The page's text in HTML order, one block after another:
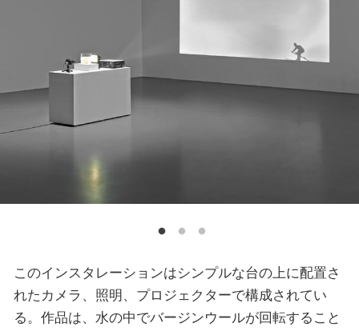
このインスタレーションはシンプルな台の上に配置さ
れたカメラ、照明、プロジェクターで構成されてい
る。作品は、水の中でバージンウールが回転すること